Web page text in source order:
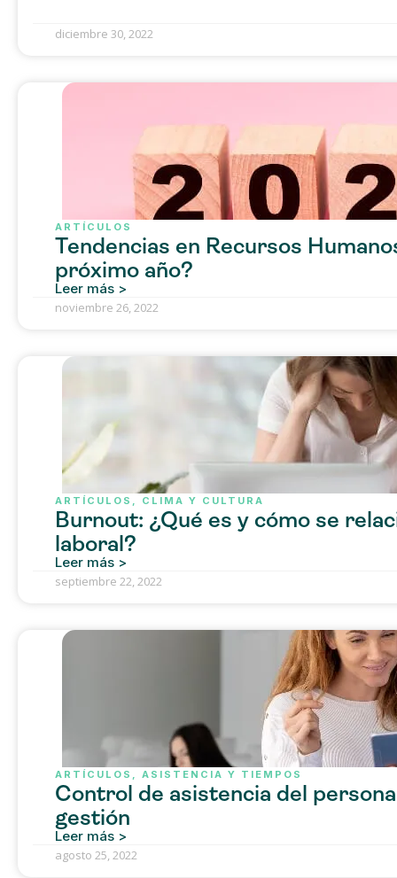
diciembre 30, 2022
ARTÍCULOS
Tendencias en Recursos
próximo año?
Leer más >
noviembre 26, 2022
ARTÍCULOS CLIMA Y CULTURA
Burnout: ¿Qué es y cómo se
laboral?
Leer más >
septiembre 22, 2022
ARTÍCULOS ASISTENCIA Y TIEMPOS
Control de asistencia del
gestión
Leer más >
agosto 25, 2022